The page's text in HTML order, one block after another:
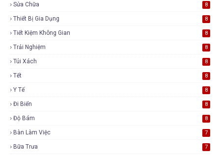
Sửa Chữa 8
Thiết Bị Gia Dụng 8
Tiết Kiệm Không Gian 8
Trải Nghiệm 8
Túi Xách 8
Tết 8
Y Tế 8
Đi Biển 8
Độ Bám 8
Bàn Làm Việc 7
Bữa Trưa 7